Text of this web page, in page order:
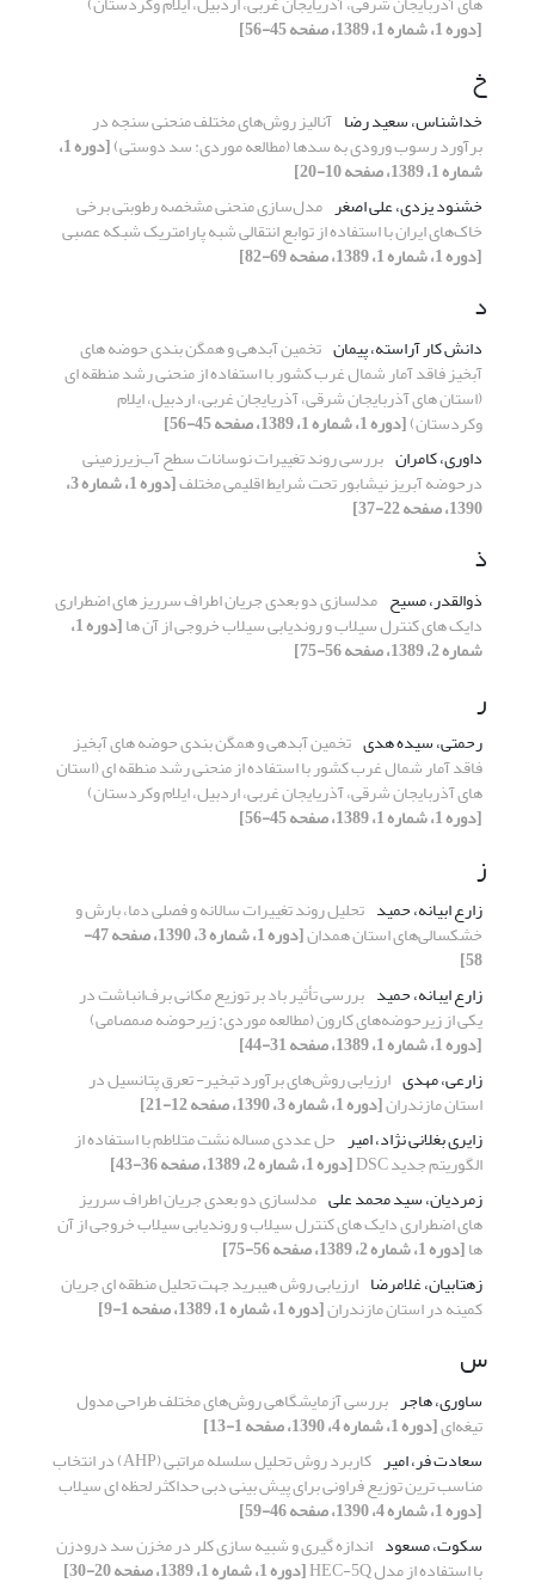
[دوره 1، شماره 1، 1389، صفحه 45-56]
خ
خداشناس، سعید رضا آنالیز روش‌های مختلف منحنی سنجه در
برآورد رسوب ورودی به سدها (مطالعه موردی: سد دوستی) [دوره 1،
شماره 1، 1389، صفحه 10-20]
خشنود یزدی، علی اصغر مدل‌سازی منحنی مشخصه رطوبتی برخی
خاک‌های ایران با استفاده از توابع انتقالی شبه پارامتریک شبکه عصبی
[دوره 1، شماره 1، 1389، صفحه 69-82]
د
دانش کار آراسته، پیمان تخمین آبدهی و همگن بندی حوضه های
آبخیز فاقد آمار شمال غرب کشور با استفاده از منحنی رشد منطقه ای
(استان های آذربایجان شرقی، آذریایجان غربی، اردبیل، ایلام
وکردستان)[دوره 1، شماره 1، 1389، صفحه 45-56]
داوری، کامران بررسی روند تغییرات نوسانات سطح آب‌زیرزمینی‌
درحوضه آبریز نیشابور تحت شرایط اقلیمی مختلف [دوره 1، شماره 3،
1390، صفحه 22-37]
ذ
ذوالقدر، مسیح مدلسازی دو بعدی جریان اطراف سرریز های اضطراری
دایک های کنترل سیلاب و روندیابی سیلاب خروجی از آن ها [دوره 1،
شماره 2، 1389، صفحه 56-75]
ر
رحمتی، سیده هدی تخمین آبدهی و همگن بندی حوضه های آبخیز
فاقد آمار شمال غرب کشور با استفاده از منحنی رشد منطقه ای (استان
های آذربایجان شرقی، آذریایجان غربی، اردبیل، ایلام وکردستان)
[دوره 1، شماره 1، 1389، صفحه 45-56]
ز
زارع ابیانه، حمید تحلیل روند تغییرات سالانه و فصلی دما، بارش و
خشکسالی‌های استان همدان [دوره 1، شماره 3، 1390، صفحه 47-
58]
زارع ایبانه، حمید بررسی تأثیر باد بر توزیع مکانی برف‌انباشت در
یکی از زیرحوضه‌های کارون (مطالعه موردی: زیرحوضه صمصامی)
[دوره 1، شماره 1، 1389، صفحه 31-44]
زارعی، مهدی ارزیابی روش‌های برآورد تبخیر- تعرق پتانسیل در
استان مازندران[دوره 1، شماره 3، 1390، صفحه 12-21]
زایری بغلانی نژاد، امیر حل عددی مساله نشت متلاطم با استفاده از
الگوریتم جدید DSC
[دوره 1، شماره 2، 1389، صفحه 36-43]
زمردیان، سید محمد علی مدلسازی دو بعدی جریان اطراف سرریز
های اضطراری دایک های کنترل سیلاب و روندیابی سیلاب خروجی از آن
ها[دوره 1، شماره 2، 1389، صفحه 56-75]
زهتابیان، غلامرضا ارزیابی روش هیبرید جهت تحلیل منطقه ای جریان
کمینه در استان مازندران[دوره 1، شماره 1، 1389، صفحه 1-9]
س
ساوری، هاجر بررسی آزمایشگاهی روش‌های مختلف طراحی مدول
تیغه‌ای[دوره 1، شماره 4، 1390، صفحه 1-13]
سعادت فر، امیر
کاربرد روش تحلیل سلسله مراتبی (AHP) در انتخاب
مناسب ترین توزیع فراونی برای پیش بینی دبی حداکثر لحظه ای سیلاب
[دوره 1، شماره 4، 1390، صفحه 46-59]
سکوت، مسعود اندازه گیری و شبیه سازی کلر در مخزن سد درودزن
با استفاده از مدل HEC-5Q [دوره 1، شماره 1، 1389، صفحه 20-30]